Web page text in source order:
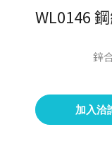
鋅
加入洽